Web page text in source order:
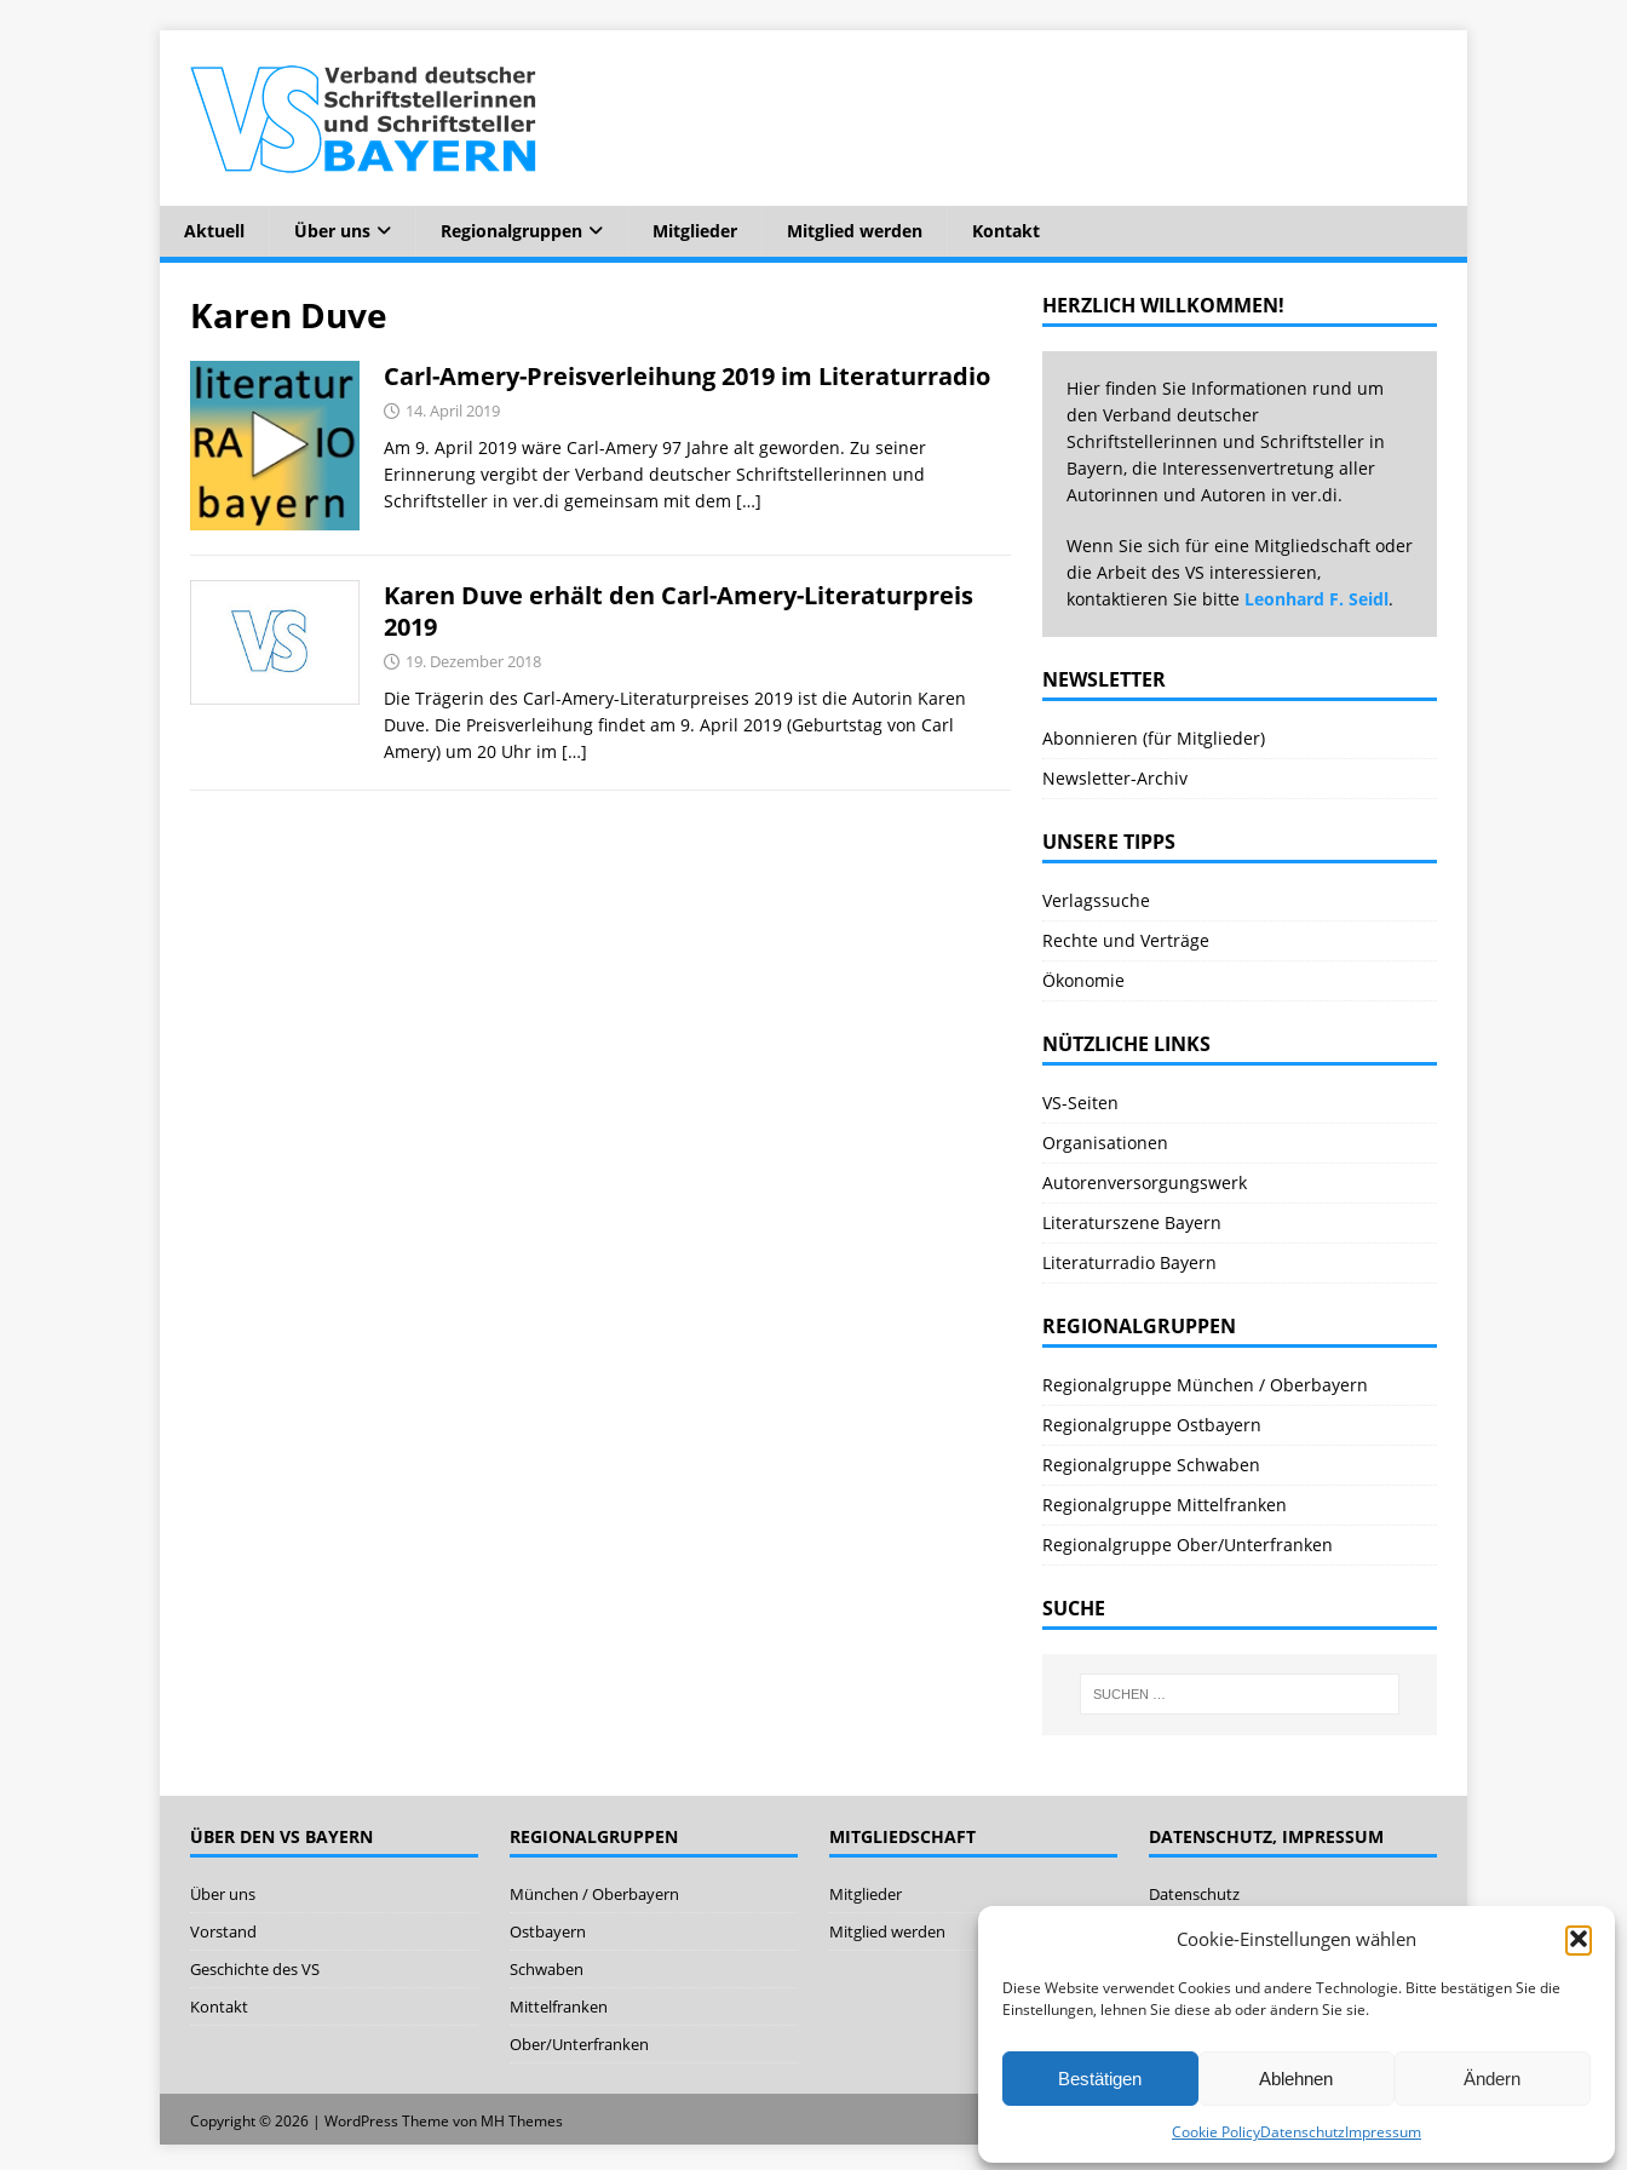
Cookie-Einstellungen wählen
Diese Website verwendet Cookies und andere Technologie. Bitte bestätigen Sie die
Einstellungen, lehnen Sie diese ab oder ändern Sie sie.
Bestätigen Ablehnen Ändern
Cookie PolicyDatenschutzImpressum
Aktuell Über uns Regionalgruppen Mitglieder Mitglied werden Kontakt
Karen Duve
Carl-Amery-Preisverleihung 2019 im Literaturradio
14. April 2019
Am 9. April 2019 wäre Carl-Amery 97 Jahre alt geworden. Zu seiner
Erinnerung vergibt der Verband deutscher Schriftstellerinnen und
Schriftsteller in ver.di gemeinsam mit dem […]
Karen Duve erhält den Carl-Amery-Literaturpreis
2019
19. Dezember 2018
Die Trägerin des Carl-Amery-Literaturpreises 2019 ist die Autorin Karen
Duve. Die Preisverleihung findet am 9. April 2019 (Geburtstag von Carl
Amery) um 20 Uhr im […]
HERZLICH WILLKOMMEN!
Hier finden Sie Informationen rund um
den Verband deutscher
Schriftstellerinnen und Schriftsteller in
Bayern, die Interessenvertretung aller
Autorinnen und Autoren in ver.di.
Wenn Sie sich für eine Mitgliedschaft oder
die Arbeit des VS interessieren,
kontaktieren Sie bitte Leonhard F. Seidl.
NEWSLETTER
Abonnieren (für Mitglieder)
Newsletter-Archiv
UNSERE TIPPS
Verlagssuche
Rechte und Verträge
Ökonomie
NÜTZLICHE LINKS
VS-Seiten
Organisationen
Autorenversorgungswerk
Literaturszene Bayern
Literaturradio Bayern
REGIONALGRUPPEN
Regionalgruppe München / Oberbayern
Regionalgruppe Ostbayern
Regionalgruppe Schwaben
Regionalgruppe Mittelfranken
Regionalgruppe Ober/Unterfranken
SUCHE
ÜBER DEN VS BAYERN
Über uns
Vorstand
Geschichte des VS
Kontakt
REGIONALGRUPPEN
München / Oberbayern
Ostbayern
Schwaben
Mittelfranken
Ober/Unterfranken
MITGLIEDSCHAFT
Mitglieder
Mitglied werden
DATENSCHUTZ, IMPRESSUM
Datenschutz
Impressum
Copyright © 2026 | WordPress Theme von MH Themes